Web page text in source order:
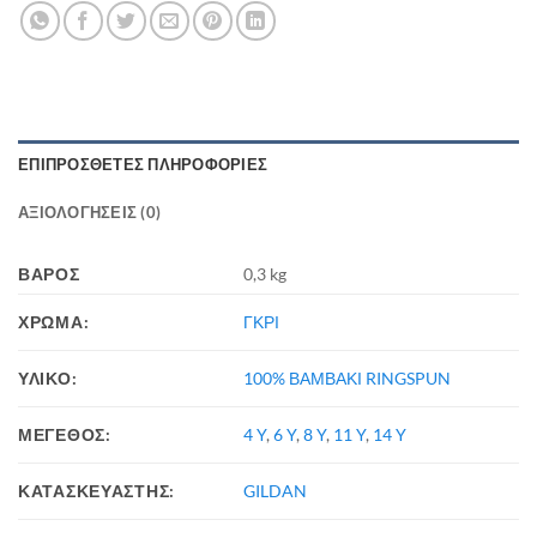
ΕΠΙΠΡΌΣΘΕΤΕΣ ΠΛΗΡΟΦΟΡΊΕΣ
ΑΞΙΟΛΟΓΉΣΕΙΣ (0)
ΒΆΡΟΣ 0,3 kg
ΧΡΩΜΑ: ΓΚΡΙ
ΥΛΙΚΟ: 100% ΒΑΜΒΑΚΙ RINGSPUN
ΜΕΓΕΘΟΣ: 4 Y,6 Y,8 Y, 11 Y, 14 Y
ΚΑΤΑΣΚΕΥΑΣΤΗΣ: GILDAN